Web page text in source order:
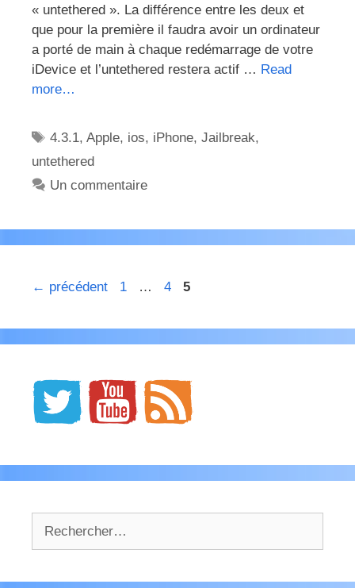
« untethered ». La différence entre les deux et
que pour la première il faudra avoir un ordinateur
a porté de main à chaque redémarrage de votre
iDevice et l’untethered restera actif … Read
more…
Étiquettes
4.3.1,Apple, ios, iPhone,Jailbreak,
untethered
Un commentaire
← précédent Page
1 … Page
4 Page
5